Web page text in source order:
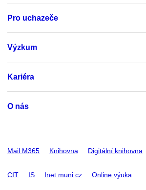
Pro uchazeče
Výzkum
Kariéra
O nás
Mail M365 Knihovna Digitální knihovna
CIT IS Inet.muni.cz Online výuka